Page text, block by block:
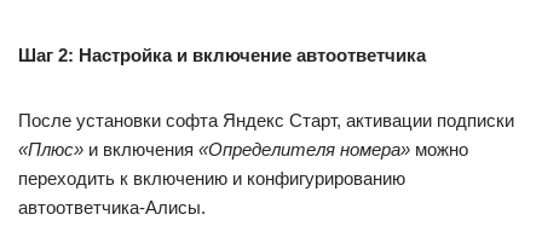
Шаг 2: Настройка и включение автоответчика
После установки софта Яндекс Старт, активации подписки
«Плюс» и включения «Определителя номера» можно
переходить к включению и конфигурированию
автоответчика-Алисы.